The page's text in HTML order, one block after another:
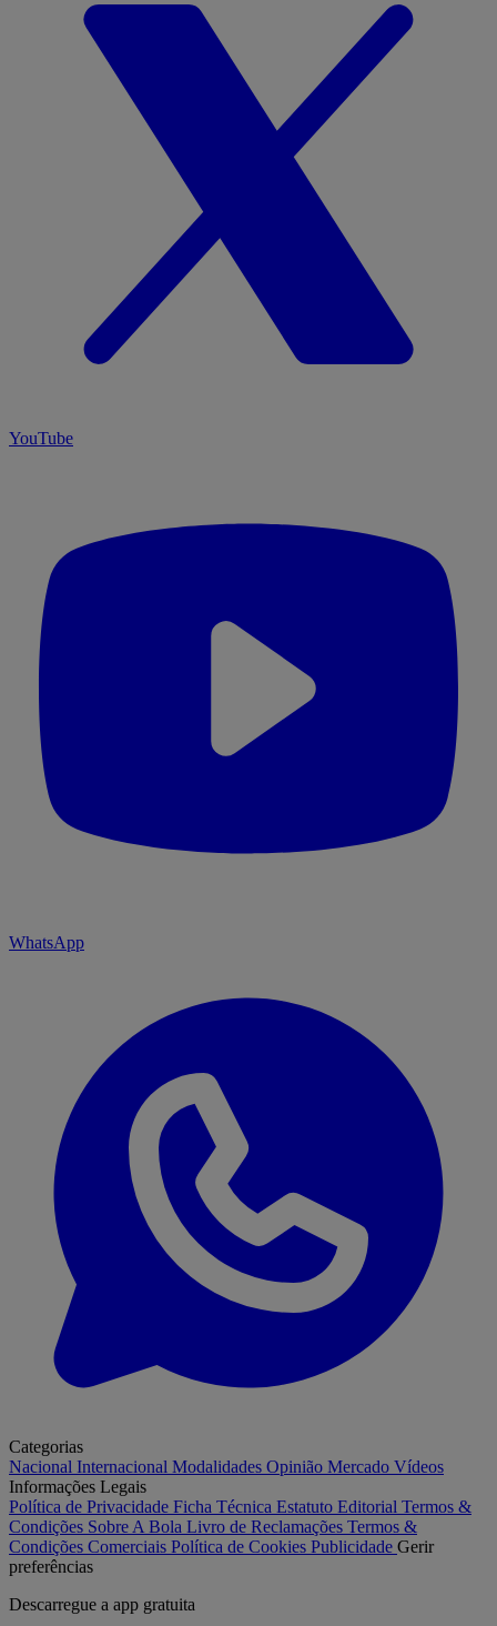
YouTube
WhatsApp
Categorias
Nacional Internacional Modalidades Opinião Mercado Vídeos
Informações Legais
Política de Privacidade Ficha Técnica Estatuto Editorial Termos &
Condições Sobre A Bola Livro de Reclamações Termos &
Condições Comerciais Política de Cookies Publicidade Gerir
preferências
Descarregue a app gratuita